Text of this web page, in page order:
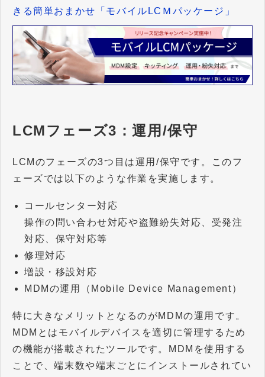
きる簡単おまかせ「モバイルLCＭパッケージ」
LCMフェーズ3：運用/保守
LCMのフェーズの3つ目は運用/保守です。このフ
ェーズでは以下のような作業を実施します。
コールセンター対応
操作の問い合わせ対応や盗難紛失対応、受発注
対応、保守対応等
修理対応
増設・移設対応
MDMの運用（Mobile Device Management）
特に大きなメリットとなるのがMDMの運用です。
MDMとはモバイルデバイスを適切に管理するため
の機能が搭載されたツールです。MDMを使用する
ことで、端末数や端末ごとにインストールされてい